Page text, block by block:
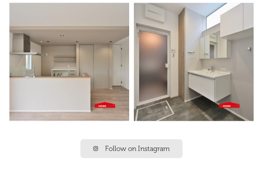
Follow on Instagram